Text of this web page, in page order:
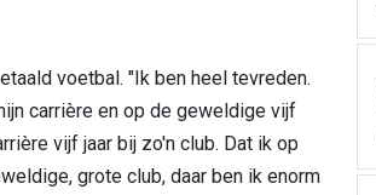
voetbal. "Ik ben heel tevreden.
carrière en op de geweldige vijf
vijf jaar bij zo'n club. Dat ik op
grote club, daar ben ik enorm